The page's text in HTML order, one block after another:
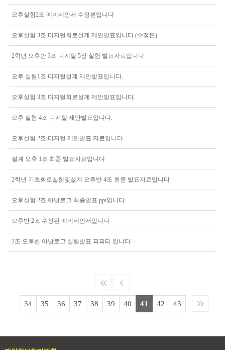
오후실험2조 예비제안서 수정본입니다
오후실험 3조 디지털회로설계 제안발표입니다.(수정본)
2학년 오후반 3조 디지털 5장 실험 발표자료입니다
오후 실험1조 디지털설계 제안발표입니다.
오후실험 3조 디지털회로설계 제안발표입니다.
오후 실험 4조 디지털 제안발표입니다.
오후실험 2조 디지털 제안발표 자료입니다
설계 오후 1조 최종 발표자료입니다
2학년 기초회로실험및설계 오후반 4조 최종 발표자료입니다
오후실험 2조 아날로그 최종발표 ppt입니다
오후반 2조 수정된 예비제안서입니다
2조 오후반 아날로그 실험발표 피피티 입니다
34 35 36 37 38 39 40 41 42 43